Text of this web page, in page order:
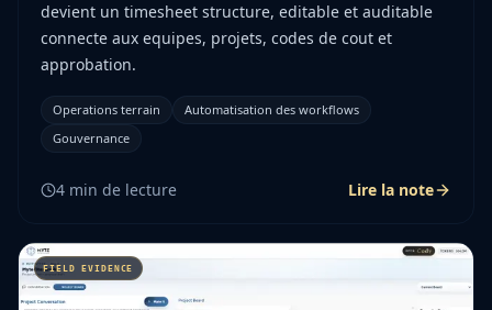
devient un timesheet structure, editable et auditable
connecte aux equipes, projets, codes de cout et
approbation.
Operations terrain
Automatisation des workflows
Gouvernance
4 min de lecture Lire la note